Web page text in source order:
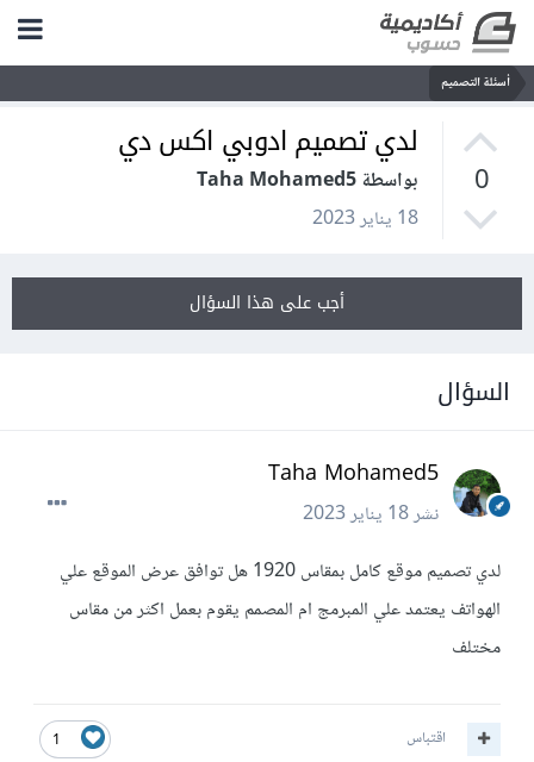
أسئلة التصميم
0
لدي تصميم ادوبي اكس دي
بواسطة Taha Mohamed5
18 يناير 2023
أجب على هذا السؤال
السؤال
Taha Mohamed5
نشر18 يناير 2023
لدي تصميم موقع كامل بمقاس 1920 هل توافق عرض الموقع علي
الهواتف يعتمد علي المبرمج ام المصمم يقوم بعمل اكثر من مقاس
مختلف
1 اقتباس